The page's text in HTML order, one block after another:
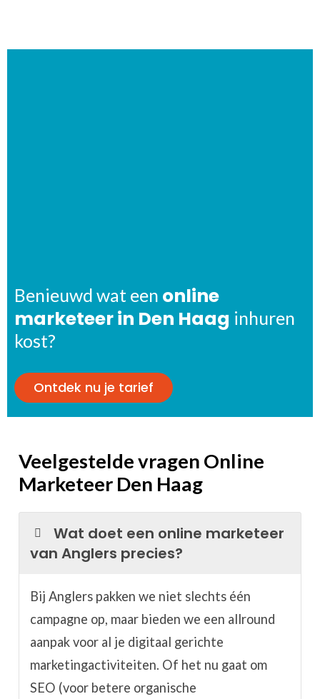
Benieuwd wat een online
marketeer in Den Haag inhuren
kost?
Ontdek nu je tarief
Veelgestelde vragen Online
Marketeer Den Haag
Wat doet een online marketeer
van Anglers precies?
Bij Anglers pakken we niet slechts één
campagne op, maar bieden we een allround
aanpak voor al je digitaal gerichte
marketingactiviteiten. Of het nu gaat om
SEO (voor betere organische